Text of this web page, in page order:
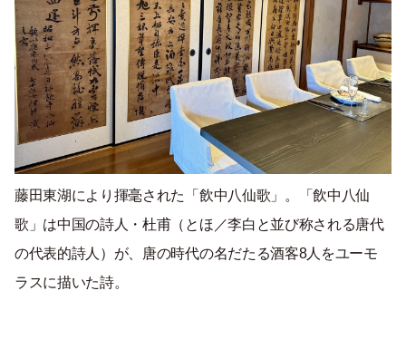
藤田東湖により揮毫された「飲中八仙歌」。「飲中八仙
歌」は中国の詩人・杜甫（とほ／李白と並び称される唐代
の代表的詩人）が、唐の時代の名だたる酒客8人をユーモ
ラスに描いた詩。